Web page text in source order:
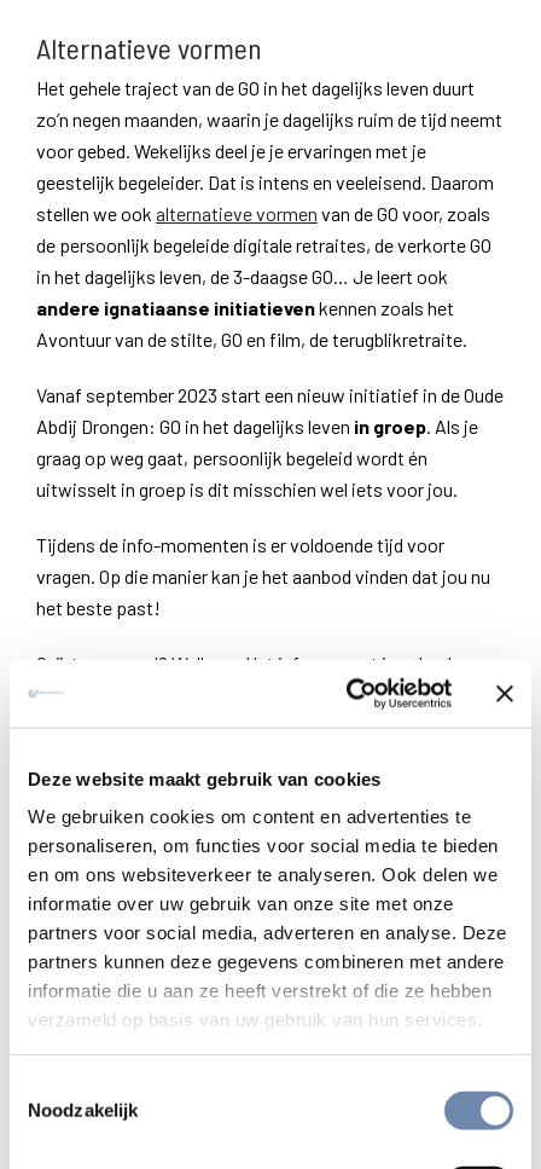
Deze website maakt gebruik van cookies
We gebruiken cookies om content en advertenties te
personaliseren, om functies voor social media te bieden
en om ons websiteverkeer te analyseren. Ook delen we
informatie over uw gebruik van onze site met onze
partners voor social media, adverteren en analyse. Deze
partners kunnen deze gegevens combineren met andere
informatie die u aan ze heeft verstrekt of die ze hebben
verzameld op basis van uw gebruik van hun services.
Noodzakelijk
Alternatieve vormen
Het gehele traject van de GO in het dagelijks leven duurt
zo’n negen maanden, waarin je dagelijks ruim de tijd neemt
voor gebed. Wekelijks deel je je ervaringen met je
geestelijk begeleider. Dat is intens en veeleisend. Daarom
stellen we ook alternatieve vormen van de GO voor, zoals
de persoonlijk begeleide digitale retraites, de verkorte GO
in het dagelijks leven, de 3-daagse GO… Je leert ook
andere ignatiaanse initiatievenkennen zoals het
Avontuur van de stilte, GO en film, de terugblikretraite.
Vanaf september 2023 start een nieuw initiatief in de Oude
Abdij Drongen: GO in het dagelijks leven in groep . Als je
graag op weg gaat, persoonlijk begeleid wordt én
uitwisselt in groep is dit misschien wel iets voor jou.
Tijdens de info-momenten is er voldoende tijd voor
vragen. Op die manier kan je het aanbod vinden dat jou nu
het beste past!
Geïnteresseerd? Welkom. Het infomoment is geheel
vrijblijvend. Geef wel een seintje als je van plan bent om te
komen of om digitaal deel te nemen.
3 vormen om geïnformeerd te worden
Digitale infomomenten.Je meldt je op voorhand
aan door een mail te sturen naar:
platform.ignatiaansespiritualiteit@jesuits.net
Vervolgens krijg je een link om digitaal aan te sluiten.
De begeleiders GO starten op het voorziene uur met
individueel – vragen stellen.
binnenlopen wanneer het jou past. De hele tijd zijn
begeleiders GO aanwezig. Zij gaan in op jouw vragen.